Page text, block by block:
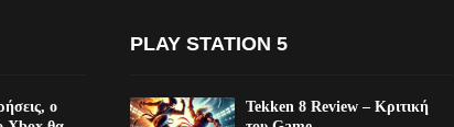
ο
PLAY STATION 5
Tekken 8 Review – Κριτική